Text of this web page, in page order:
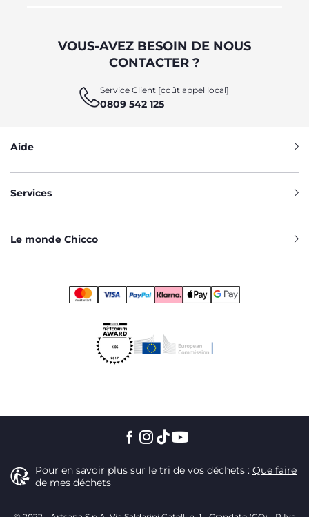
VOUS-AVEZ BESOIN DE NOUS
CONTACTER ?
Service Client [coût appel local]
0809 542 125
Aide
Services
Le monde Chicco
Pour en savoir plus sur le tri de vos déchets : Que faire
de mes déchets